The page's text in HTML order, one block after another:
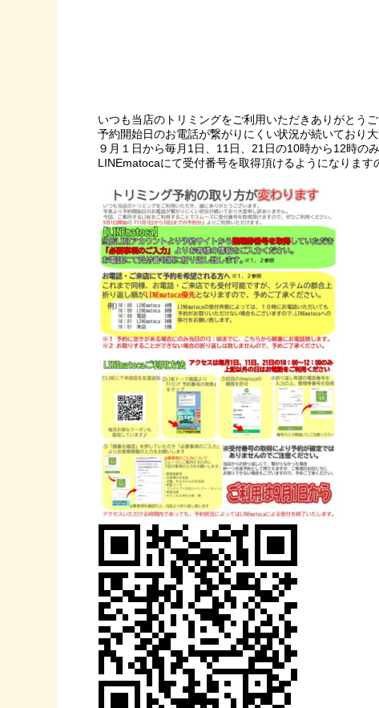
いつも当店のトリミングをご利用いただきありがとうご
予約開始日のお電話が繋がりにくい状況が続いており大
９月１日から毎月1日、11日、21日の10時から12時のみ
LINEmatocaにて受付番号を取得頂けるようになります